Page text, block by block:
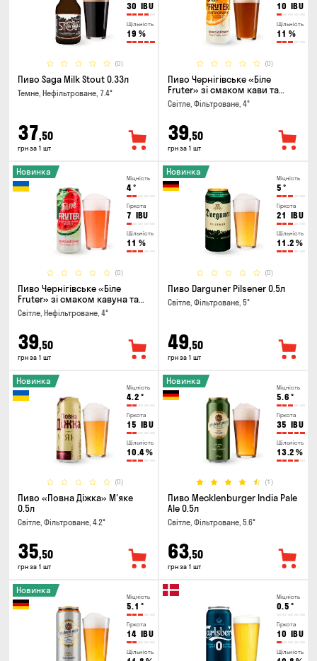
30 IBU
Щільність
19 %
(0)
Пиво Saga Milk Stout 0.33л
Темне, Нефільтроване, 7.4°
37,50
грн за 1 шт
10 IBU
Щільність
11 %
(0)
Пиво Чернігівське «Біле
Fruter» зі смаком кави та
апельсину 0.5л
Світле, Фільтроване, 4°
39,50
грн за 1 шт
Міцність
4°
Гіркота
7 IBU
Щільність
11 %
(0)
Новинка
Пиво Чернігівське «Біле
Fruter» зі смаком кавуна та
м'яти 0.5л
Світле, Нефільтроване, 4°
39,50
грн за 1 шт
Міцність
5 °
Гіркота
21 IBU
Щільність
11.2 %
(0)
Новинка
Пиво Darguner Pilsener 0.5л
Світле, Фільтроване, 5°
49,50
грн за 1 шт
Міцність
4.2 °
Гіркота
15 IBU
Щільність
10.4%
(0)
Новинка
Пиво «Повна Діжка» М'яке
0.5л
Світле, Фільтроване, 4.2°
35,50
грн за 1 шт
Міцність
5.6 °
Гіркота
35 IBU
Щільність
13.2 %
(1)
Новинка
Пиво Mecklenburger India Pale
Ale 0.5л
Світле, Фільтроване, 5.6°
63,50
грн за 1 шт
Міцність
5.1 °
Гіркота
14 IBU
Щільність
Новинка
Міцність
0.5 °
Гіркота
10 IBU
Щільність